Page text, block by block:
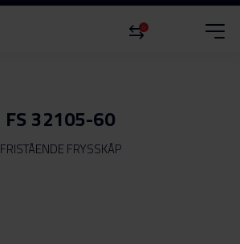
0
FS 32105-60
FRISTÅENDE FRYSSKÅP